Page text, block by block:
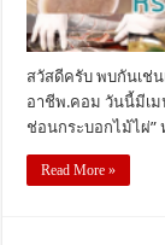
สวัสดีครับ พบกันเช่น
อาชีพ.คอม วันนี้มีเ
ช่อนกระบอกไม้ไผ่”
Read More »